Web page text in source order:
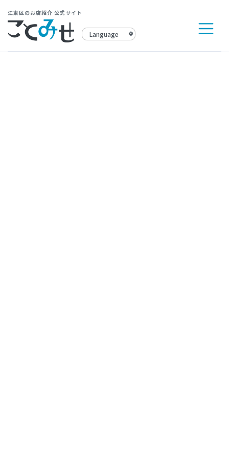
江東区のお店紹介 公式サイト